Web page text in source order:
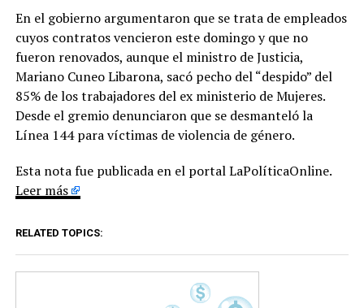
En el gobierno argumentaron que se trata de empleados
cuyos contratos vencieron este domingo y que no
fueron renovados, aunque el ministro de Justicia,
Mariano Cuneo Libarona, sacó pecho del “despido” del
85% de los trabajadores del ex ministerio de Mujeres.
Desde el gremio denunciaron que se desmanteló la
Línea 144 para víctimas de violencia de género.
Esta nota fue publicada en el portal LaPolíticaOnline.
Leer más
RELATED TOPICS: